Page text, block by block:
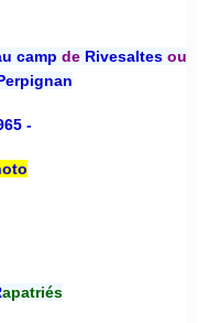
camp deRivesaltesou
-
apatriés